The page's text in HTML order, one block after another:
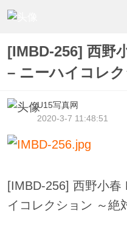
[IMBD-256] 西野
– ニーハイコレ
U15写真网
2020-3-7 11:48:51
[IMBD-256] 西野小春
イコレクション ～絶